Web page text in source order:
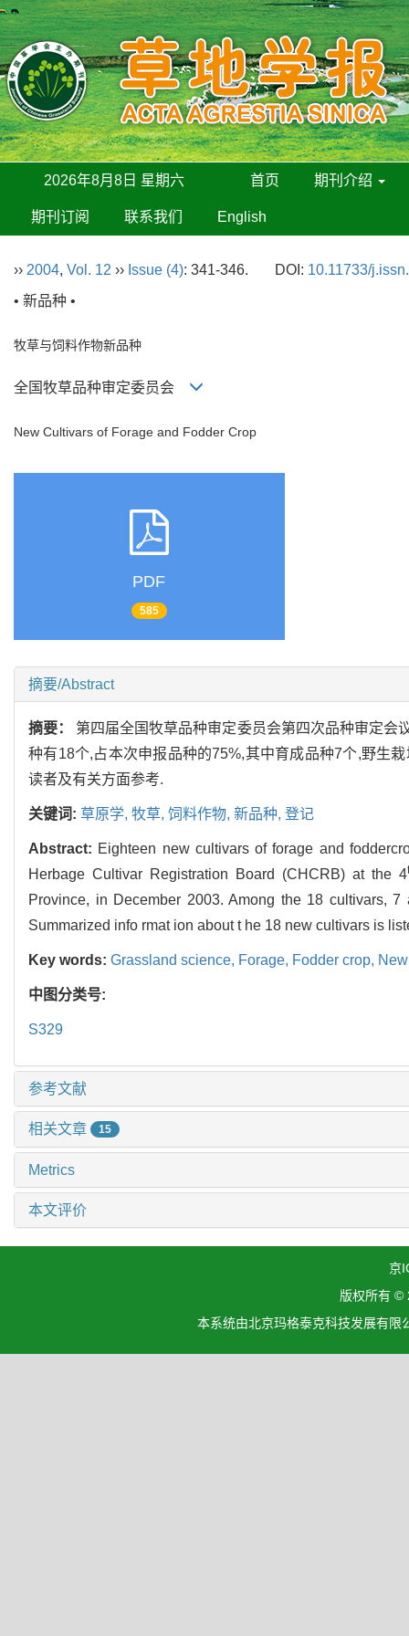
2026年8月8日 星期六 首页 期刊介绍
期刊订阅 联系我们 English
›› 2004, Vol. 12 ›› Issue (4): 341-346. DOI: 10.11733/
• 新品种 •
牧草与饲料作物新品种
全国牧草品种审定委员会
New Cultivars of Forage and Fodder Crop
PDF
585
摘要/Abstract
摘要： 第四届全国牧草品种审定委员会第四次品种审定会
种有18个,占本次申报品种的75%,其中育成品种7个,野生
读者及有关方面参考.
关键词: 草原学, 牧草, 饲料作物, 新品种, 登记
Abstract: Eighteen new cultivars of forage and
Herbage Cultivar Registration Board (CHCRB) at the 4
Province, in December 2003. Among the 18 cultivars,
Summarized info rmat ion about t he 18 new cultivars is
Key words: Grassland science, Forage, Fodder crop,
中图分类号:
S329
参考文献
相关文章 15
Metrics
本文评价
京
版权所有 ©
本系统由北京玛格泰克科技发展有